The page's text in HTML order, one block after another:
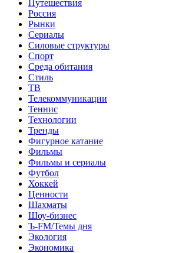
Путешествия
Россия
Рынки
Сериалы
Силовые структуры
Спорт
Среда обитания
Стиль
ТВ
Телекоммуникации
Теннис
Технологии
Тренды
Фигурное катание
Фильмы
Фильмы и сериалы
Футбол
Хоккей
Ценности
Шахматы
Шоу-бизнес
Ъ-FM/Темы дня
Экология
Экономика